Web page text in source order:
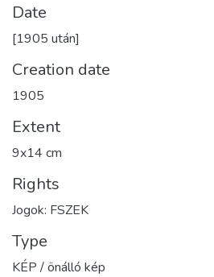
Date
[1905 után]
Creation date
1905
Extent
9x14 cm
Rights
Jogok: FSZEK
Type
KÉP / önálló kép